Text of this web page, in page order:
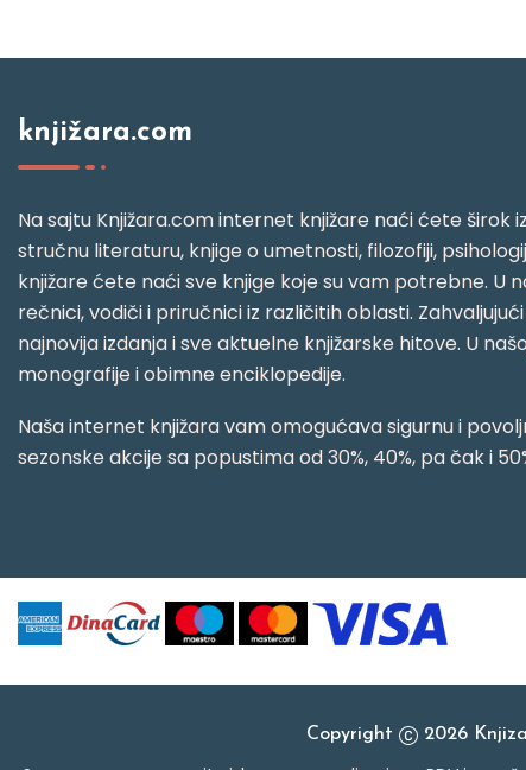
knjižara.com
Na sajtu Knjižara.com internet knjižare naći ćete širok
stručnu literaturu, knjige o umetnosti, filozofiji,
knjižare ćete naći sve knjige koje su vam potrebne. U
rečnici, vodiči i priručnici iz različitih oblasti.
najnovija izdanja i sve aktuelne knjižarske hitove. U
monografije i obimne enciklopedije.
Naša internet knjižara vam omogućava sigurnu i
sezonske akcije sa popustima od 30%, 40%, pa čak i
Copyright 2026